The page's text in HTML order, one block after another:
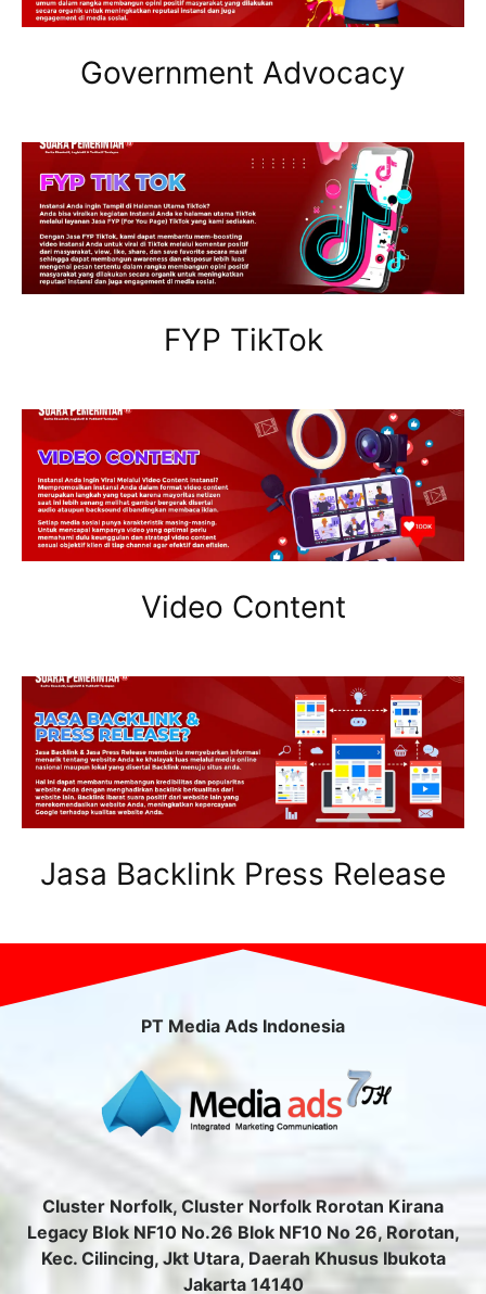
Government Advocacy
FYP TikTok
Video Content
Jasa Backlink Press Release
PT Media Ads Indonesia
Cluster Norfolk, Cluster Norfolk Rorotan Kirana
Legacy Blok NF10 No.26 Blok NF10 No 26, Rorotan,
Kec. Cilincing, Jkt Utara, Daerah Khusus Ibukota
Jakarta 14140